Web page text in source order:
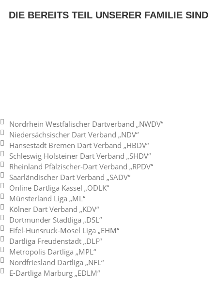
DIE BEREITS TEIL UNSERER FAMILIE SIND
Nordrhein Westfälischer Dartverband „NWDV“
Niedersächsischer Dart Verband „NDV“
Hansestadt Bremen Dart Verband „HBDV“
Schleswig Holsteiner Dart Verband „SHDV“
Rheinland Pfälzischer-Dart Verband „RPDV“
Saarländischer Dart Verband „SADV“
Online Dartliga Kassel „ODLK“
Münsterland Liga „ML“
Kölner Dart Verband „KDV“
Dortmunder Stadtliga „DSL“
Eifel-Hunsruck-Mosel Liga „EHM“
Dartliga Freudenstadt „DLF“
Metropolis Dartliga „MPL“
Nordfriesland Dartliga „NFL“
E-Dartliga Marburg „EDLM“